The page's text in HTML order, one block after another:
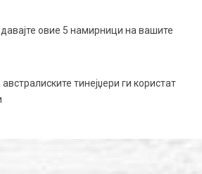
овие 5 намирници на вашите
тинејџери ги користат